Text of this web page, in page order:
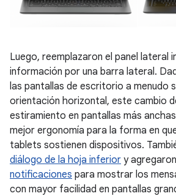
Luego, reemplazaron el panel lateral
información por una barra lateral.
las pantallas de escritorio a menudo
orientación horizontal, este cambio
estiramiento en pantallas más
mejor ergonomía para la forma en
tablets sostienen dispositivos.
diálogo de la hoja inferior y agregaron
notificaciones para mostrar los
con mayor facilidad en pantallas